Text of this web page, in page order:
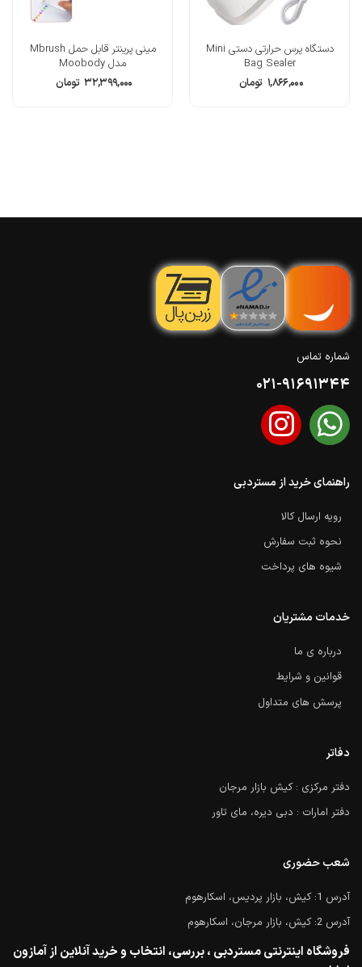
دستگاه پرس حرارتی دستی Mini
Bag Sealer
۱,۸۶۶,۰۰۰ تومان
مینی پرینتر قابل حمل Mbrush
مدل Moobody
۳۲,۳۹۹,۰۰۰ تومان
شماره تماس
021-91691344
راهنمای خرید از مستردبی
رویه ارسال کالا
نحوه ثبت سفارش
شیوه های پرداخت
خدمات مشتریان
درباره ی ما
قوانین و شرایط
پرسش های متداول
دفاتر
دفتر مرکزی : کیش بازار مرجان
دفتر امارات : دبی دیره، مای تاور
شعب حضوری
آدرس 1: کیش، بازار پردیس، اسکارهوم
آدرس 2: کیش، بازار مرجان، اسکارهوم
فروشگاه اینترنتی مستردبی ، بررسی، انتخاب و خرید آنلاین از آمازون